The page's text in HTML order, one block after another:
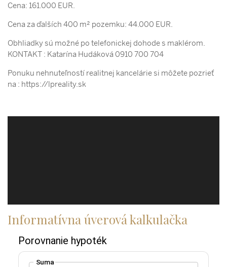
Cena: 161.000 EUR.
Cena za ďalších 400 m² pozemku: 44.000 EUR.
Obhliadky sú možné po telefonickej dohode s maklérom.
KONTAKT : Katarína Hudáková 0910 700 704
Ponuku nehnuteľností realitnej kancelárie si môžete pozrieť
na : https://lpreality.sk
Informatívna úverová kalkulačka